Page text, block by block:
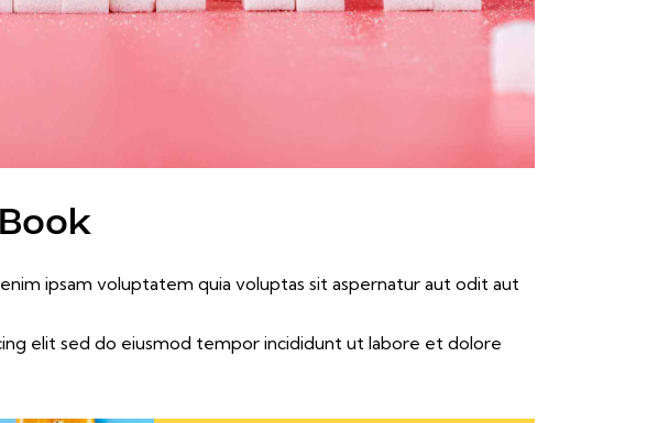
ipsam voluptatem quia voluptas sit aspernatur aut odit aut
elit sed do eiusmod tempor incididunt ut labore et dolore